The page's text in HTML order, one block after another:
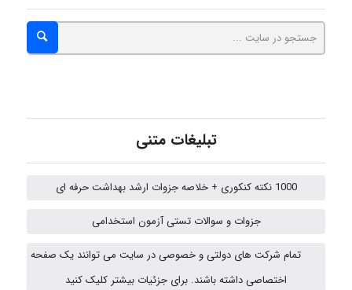
emami
Iman Hosseini
fatemeh mirzaie
تبلیغات متنی
1000 نکته کنکوری + خلاصه جزوات ارشد بهداشت حرفه ای
جزوات و سوالات تستی آزمون استخدامی
تمام شرکت های دولتی و خصوصی در سایت می توانند یک صفحه
اختصاصی داشته باشند. برای جزئیات بیشتر کلیک کنید